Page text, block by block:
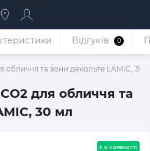
якість та бездоганне
обслуговування
обличчя та зони декольте LAMIC, 30
для обличчя та
30 мл
Відгуків 0
є в наявності